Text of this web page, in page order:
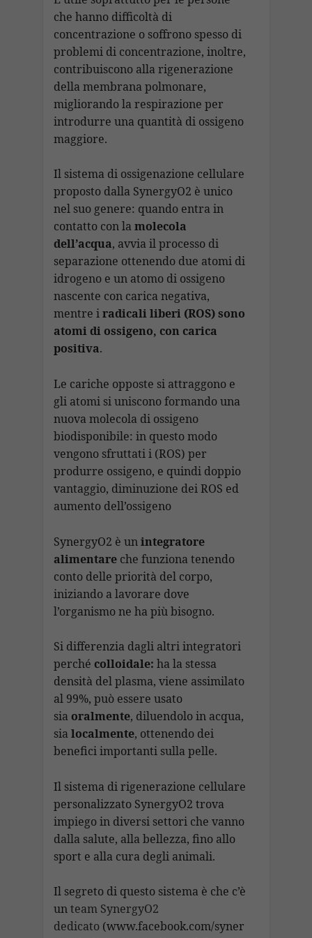
che hanno difficoltà di
concentrazione o soffrono spesso di
problemi di concentrazione, inoltre,
contribuiscono alla rigenerazione
della membrana polmonare,
migliorando la respirazione per
introdurre una quantità di ossigeno
maggiore.
Il sistema di ossigenazione cellulare
proposto dalla SynergyO2 è unico
nel suo genere: quando entra in
contatto con lamolecola
dell’acqua, avvia il processo di
separazione ottenendo due atomi di
idrogeno e un atomo di ossigeno
nascente con carica negativa,
mentre iradicali liberi (ROS) sono
atomi di ossigeno, con carica
positiva.
Le cariche opposte si attraggono e
gli atomi si uniscono formando una
nuova molecola di ossigeno
biodisponibile: in questo modo
vengono sfruttati i (ROS) per
produrre ossigeno, e quindi doppio
vantaggio, diminuzione dei ROS ed
aumento dell’ossigeno
SynergyO2 è unintegratore
alimentareche funziona tenendo
conto delle priorità del corpo,
iniziando a lavorare dove
l’organismo ne ha più bisogno.
Si differenzia dagli altri integratori
perché colloidale: ha la stessa
densità del plasma, viene assimilato
al 99%, può essere usato
sia oralmente, diluendolo in acqua,
sialocalmente, ottenendo dei
benefici importanti sulla pelle.
Il sistema di rigenerazione cellulare
personalizzato SynergyO2 trova
impiego in diversi settori che vanno
dalla salute, alla bellezza, fino allo
sport e alla cura degli animali.
Il segreto di questo sistema è che c’è
unteam SynergyO2
dedicato(www.facebook.com/syner